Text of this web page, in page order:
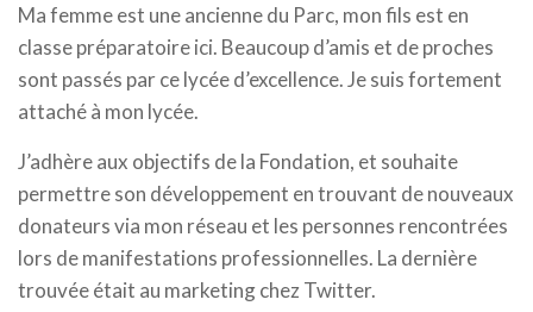
Ma femme est une ancienne du Parc, mon fils est en
classe préparatoire ici. Beaucoup d’amis et de proches
sont passés par ce lycée d’excellence. Je suis fortement
attaché à mon lycée.
J’adhère aux objectifs de la Fondation, et souhaite
permettre son développement en trouvant de nouveaux
donateurs via mon réseau et les personnes rencontrées
lors de manifestations professionnelles. La dernière
trouvée était au marketing chez Twitter.